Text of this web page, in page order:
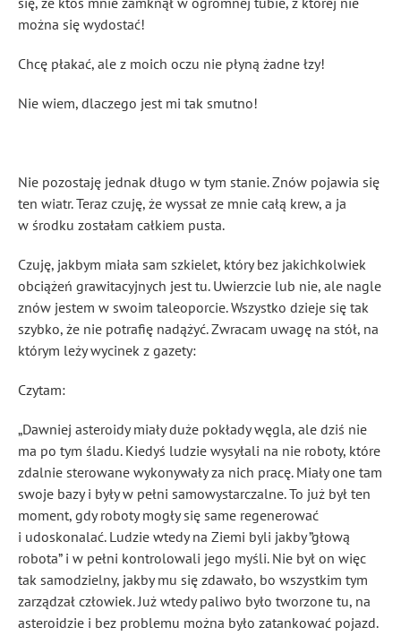
można się wydostać!
Chcę płakać, ale z moich oczu nie płyną żadne łzy!
Nie wiem, dlaczego jest mi tak smutno!
Nie pozostaję jednak długo w tym stanie. Znów pojawia się
ten wiatr. Teraz czuję, że wyssał ze mnie całą krew, a ja
w środku zostałam całkiem pusta.
Czuję, jakbym miała sam szkielet, który bez jakichkolwiek
obciążeń grawitacyjnych jest tu. Uwierzcie lub nie, ale nagle
znów jestem w swoim taleoporcie. Wszystko dzieje się tak
szybko, że nie potrafię nadążyć. Zwracam uwagę na stół, na
którym leży wycinek z gazety:
Czytam:
„Dawniej asteroidy miały duże pokłady węgla, ale dziś nie
ma po tym śladu. Kiedyś ludzie wysyłali na nie roboty, które
zdalnie sterowane wykonywały za nich pracę. Miały one tam
swoje bazy i były w pełni samowystarczalne. To już był ten
moment, gdy roboty mogły się same regenerować
i udoskonalać. Ludzie wtedy na Ziemi byli jakby ”głową
robota” i w pełni kontrolowali jego myśli. Nie był on więc
tak samodzielny, jakby mu się zdawało, bo wszystkim tym
zarządzał człowiek. Już wtedy paliwo było tworzone tu, na
asteroidzie i bez problemu można było zatankować pojazd.